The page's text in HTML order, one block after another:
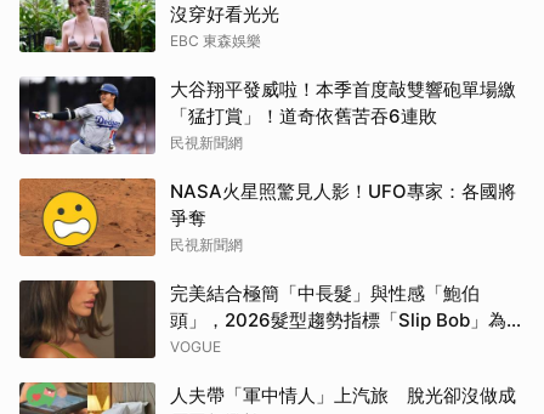
沒穿好看光光
EBC 東森娛樂
大谷翔平發威啦！本季首度敲雙響砲單場繳
「猛打賞」！道奇依舊苦吞6連敗
民視新聞網
NASA火星照驚見人影！UFO專家：各國將
爭奪
民視新聞網
完美結合極簡「中長髮」與性感「鮑伯
頭」，2026髮型趨勢指標「Slip Bob」為何
自帶90年代超模氣場？
VOGUE
人夫帶「軍中情人」上汽旅 脫光卻沒做成